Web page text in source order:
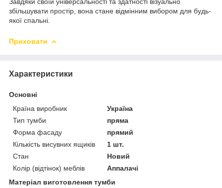
збільшувати простір, вона стане відмінним вибором для будь-
якої спальні.
Приховати
Характеристики
Основні
Країна виробник
Україна
Тип тумби
пряма
Форма фасаду
прямий
Кількість висувних ящиків
1 шт.
Стан
Новий
Колір (відтінок) меблів
Аппалачі
Матеріал виготовлення тумби